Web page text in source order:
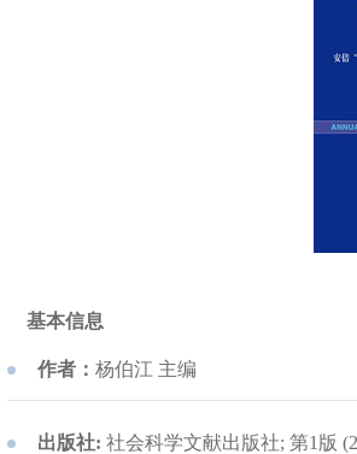
基本信息
作者： 杨伯江 主编
出版社: 社会科学文献出版社; 第1版